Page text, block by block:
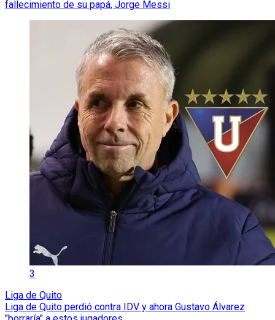
fallecimiento de su papá, Jorge Messi
3
Liga de Quito
Liga de Quito perdió contra IDV y ahora Gustavo Álvarez